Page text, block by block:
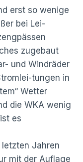
erst so wenige
bei Lei-
zugebaut
und Windräder
tungen in
Wetter
die WKA wenig
es
Jahren
mit der Auflage